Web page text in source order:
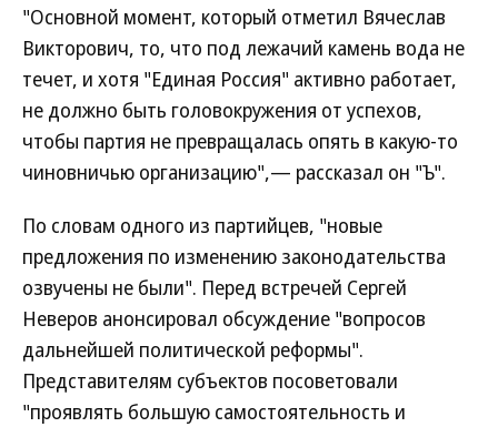
"Основной момент, который отметил Вячеслав
Викторович, то, что под лежачий камень вода не
течет, и хотя "Единая Россия" активно работает,
не должно быть головокружения от успехов,
чтобы партия не превращалась опять в какую-то
чиновничью организацию",— рассказал он "Ъ".
По словам одного из партийцев, "новые
предложения по изменению законодательства
озвучены не были". Перед встречей Сергей
Неверов анонсировал обсуждение "вопросов
дальнейшей политической реформы".
Представителям субъектов посоветовали
"проявлять большую самостоятельность и